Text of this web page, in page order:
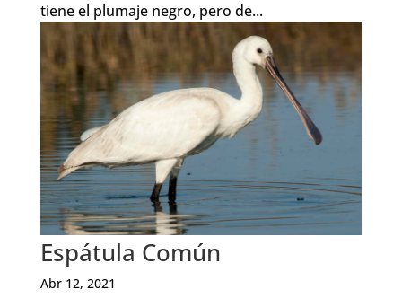
tiene el plumaje negro, pero de...
Espátula Común
Abr 12, 2021